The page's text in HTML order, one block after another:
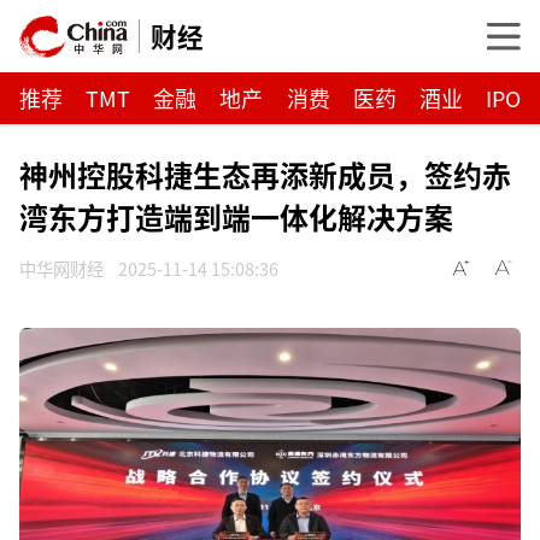
财经
推荐 TMT 金融 地产 消费 医药 酒业 IPO
神州控股科捷生态再添新成员，签约赤
湾东方打造端到端一体化解决方案
中华网财经 2025-11-14 15:08:36